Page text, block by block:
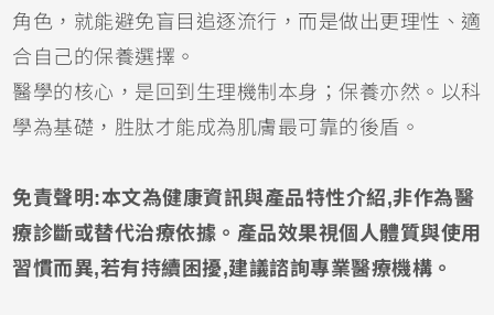
角色，就能避免盲目追逐流行，而是做出更理性、適
合自己的保養選擇。
醫學的核心，是回到生理機制本身；保養亦然。以科
學為基礎，胜肽才能成為肌膚最可靠的後盾。
免責聲明:本文為健康資訊與產品特性介紹,非作為醫
療診斷或替代治療依據。產品效果視個人體質與使用
習慣而異,若有持續困擾,建議諮詢專業醫療機構。